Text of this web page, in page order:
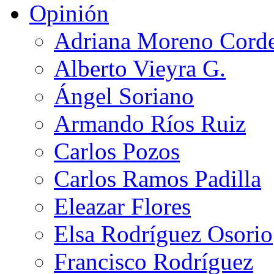
Opinión
Adriana Moreno
Alberto Vieyra G.
Ángel Soriano
Armando Ríos Ruiz
Carlos Pozos
Carlos Ramos Padilla
Eleazar Flores
Elsa Rodríguez Osorio
Francisco Rodríguez